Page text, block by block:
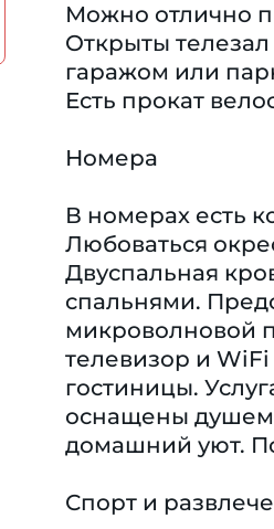
Можно отлично
Открыты
гаражом или
Есть прокат
Номера
В номерах есть
Любоваться
Двуспальная
спальнями.
микроволновой
телевизор и
гостиницы.
оснащены душем
домашний уют.
Спорт и